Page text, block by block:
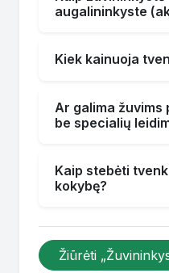
augalininkyste
Kiek kainuoja
Ar galima
be specialių
Kaip stebėti
kokybę?
Žiūrėti